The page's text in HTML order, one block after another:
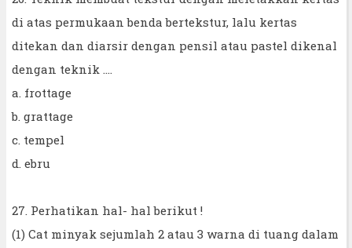
di atas permukaan benda bertekstur, lalu kertas
ditekan dan diarsir dengan pensil atau pastel dikenal
dengan teknik ....
a. frottage
b. grattage
c. tempel
d. ebru
27. Perhatikan hal- hal berikut !
(1) Cat minyak sejumlah 2 atau 3 warna di tuang dalam